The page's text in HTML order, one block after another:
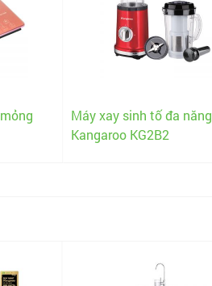
Máy xay sinh tố đa năng
Kangaroo KG2B2